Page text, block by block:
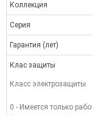
Коллекция
Серия
Гарантия (лет)
Клас защиты
Класс электрозащиты
0 - Имеется только